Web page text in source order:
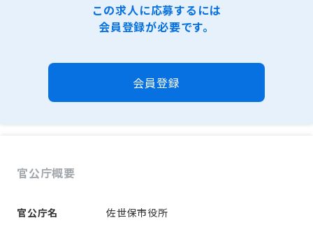
この求人に応募するには
会員登録が必要です。
会員登録
官公庁概要
官公庁名 佐世保市役所